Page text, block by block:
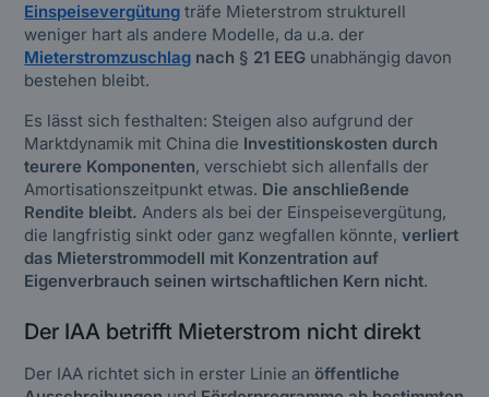
Einspeisevergütung träfe Mieterstrom strukturell
weniger hart als andere Modelle, da u.a. der
Mieterstromzuschlag nach § 21 EEG unabhängig davon
bestehen bleibt.
Es lässt sich festhalten: Steigen also aufgrund der
Marktdynamik mit China die Investitionskosten durch
teurere Komponenten, verschiebt sich allenfalls der
Amortisationszeitpunkt etwas. Die anschließende
Rendite bleibt. Anders als bei der Einspeisevergütung,
die langfristig sinkt oder ganz wegfallen könnte,verliert
das Mieterstrommodell mit Konzentration auf
Eigenverbrauch seinen wirtschaftlichen Kern nicht.
Der IAA betrifft Mieterstrom nicht direkt
Der IAA richtet sich in erster Linie anöffentliche